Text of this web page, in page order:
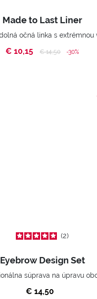
Made to Last Liner
€ 10,15
Price reduced from
€ 14,50to -30%
2
Eyebrow Design Set
€ 14,50